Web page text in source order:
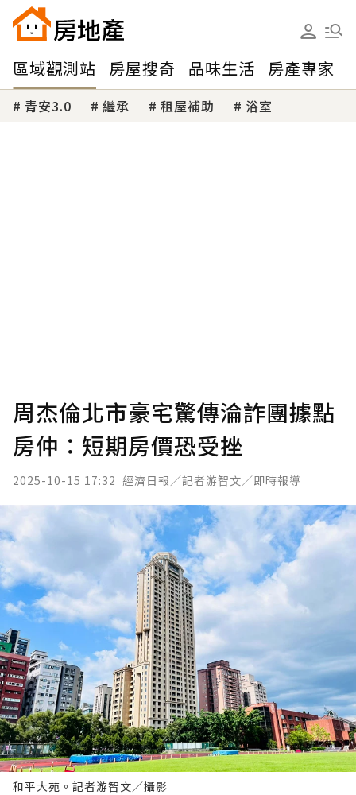
區域觀測站 房屋搜奇 品味生活 房產專家
青安3.0 繼承 租屋補助 浴室
周杰倫北市豪宅驚傳淪詐團據點
房仲：短期房價恐受挫
2025-10-15 17:32 經濟日報／記者游智文／即時報導
和平大苑。記者游智文／攝影